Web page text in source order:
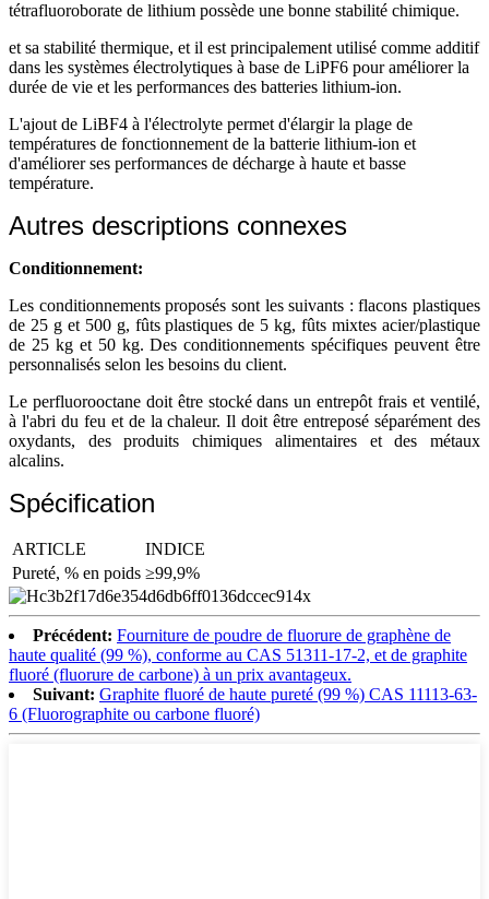
tétrafluoroborate de lithium possède une bonne stabilité chimique.
et sa stabilité thermique, et il est principalement utilisé comme additif
dans les systèmes électrolytiques à base de LiPF6 pour améliorer la
durée de vie et les performances des batteries lithium-ion.
L'ajout de LiBF4 à l'électrolyte permet d'élargir la plage de
températures de fonctionnement de la batterie lithium-ion et
d'améliorer ses performances de décharge à haute et basse
température.
Autres descriptions connexes
Conditionnement:
Les conditionnements proposés sont les suivants : flacons plastiques
de 25 g et 500 g, fûts plastiques de 5 kg, fûts mixtes acier/plastique
de 25 kg et 50 kg. Des conditionnements spécifiques peuvent être
personnalisés selon les besoins du client.
Le perfluorooctane doit être stocké dans un entrepôt frais et ventilé,
à l'abri du feu et de la chaleur. Il doit être entreposé séparément des
oxydants, des produits chimiques alimentaires et des métaux
alcalins.
Spécification
ARTICLE
INDICE
Pureté, % en poids ≥99,9%
Précédent: Fourniture de poudre de fluorure de graphène de
haute qualité (99 %), conforme au CAS 51311-17-2, et de graphite
fluoré (fluorure de carbone) à un prix avantageux.
Suivant: Graphite fluoré de haute pureté (99 %) CAS 11113-63-
6 (Fluorographite ou carbone fluoré)